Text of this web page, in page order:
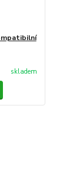
skladem